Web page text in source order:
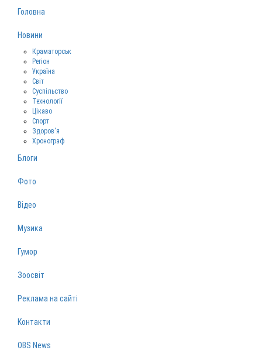
Головна
Новини
Краматорськ
Регіон
Україна
Світ
Суспільство
Технології
Цікаво
Спорт
Здоров‘я
Хронограф
Блоги
Фото
Відео
Музика
Гумор
Зоосвіт
Реклама на сайті
Контакти
OBS News